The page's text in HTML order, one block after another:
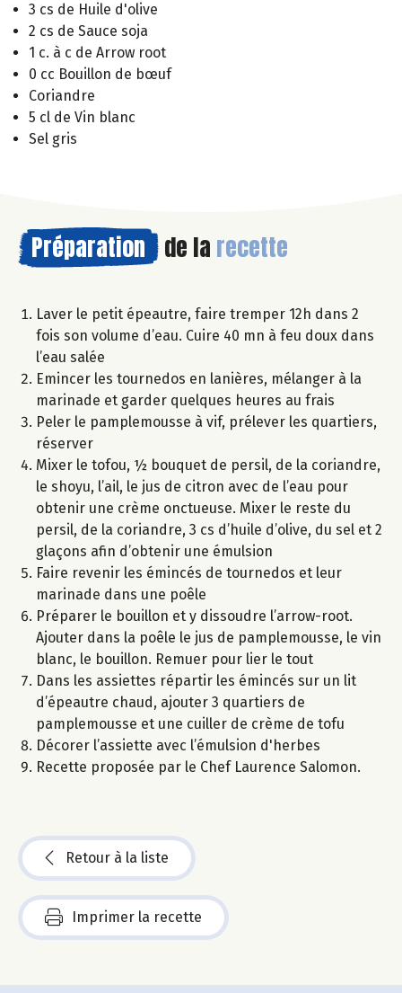
3 cs de Huile d'olive
2 cs de Sauce soja
1 c. à c de Arrow root
0 cc Bouillon de bœuf
Coriandre
5 cl de Vin blanc
Sel gris
Préparation de la recette
Laver le petit épeautre, faire tremper 12h dans 2
fois son volume d’eau. Cuire 40 mn à feu doux dans
l’eau salée
Emincer les tournedos en lanières, mélanger à la
marinade et garder quelques heures au frais
Peler le pamplemousse à vif, prélever les quartiers,
réserver
Mixer le tofou, ½ bouquet de persil, de la coriandre,
le shoyu, l’ail, le jus de citron avec de l’eau pour
obtenir une crème onctueuse. Mixer le reste du
persil, de la coriandre, 3 cs d’huile d’olive, du sel et 2
glaçons afin d’obtenir une émulsion
Faire revenir les émincés de tournedos et leur
marinade dans une poêle
Préparer le bouillon et y dissoudre l’arrow-root.
Ajouter dans la poêle le jus de pamplemousse, le vin
blanc, le bouillon. Remuer pour lier le tout
Dans les assiettes répartir les émincés sur un lit
d’épeautre chaud, ajouter 3 quartiers de
pamplemousse et une cuiller de crème de tofu
Décorer l’assiette avec l’émulsion d'herbes
Recette proposée par le Chef Laurence Salomon.
Retour à la liste
Imprimer la recette